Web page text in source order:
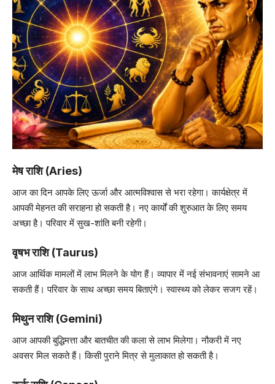
मेष राशि (Aries)
आज का दिन आपके लिए ऊर्जा और आत्मविश्वास से भरा रहेगा। कार्यक्षेत्र में
आपकी मेहनत की सराहना हो सकती है। नए कार्यों की शुरुआत के लिए समय
अच्छा है। परिवार में सुख-शांति बनी रहेगी।
वृषभ राशि (Taurus)
आज आर्थिक मामलों में लाभ मिलने के योग हैं। व्यापार में नई संभावनाएं सामने आ
सकती हैं। परिवार के साथ अच्छा समय बिताएंगे। स्वास्थ्य को लेकर सजग रहें।
मिथुन राशि (Gemini)
आज आपकी बुद्धिमत्ता और बातचीत की कला से लाभ मिलेगा। नौकरी में नए
अवसर मिल सकते हैं। किसी पुराने मित्र से मुलाकात हो सकती है।